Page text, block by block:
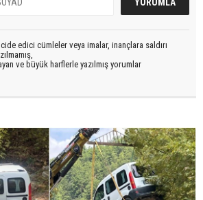
edici cümleler veya imalar, inançlara saldırı
ve büyük harflerle yazılmış yorumlar